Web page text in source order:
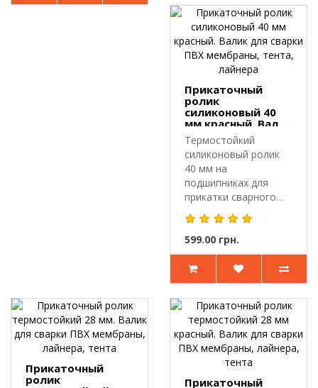
Прикаточный
ролик
силиконовый 40
мм красный. Валик
для сварки ПВХ
мембраны, тента,
лайнера
Термостойкий
силиконовый ролик
40 мм на
подшипниках для
прикатки сварного
шва.Прикаточный
ролик пред..
599.00 грн.
Прикаточный
ролик
Прикаточный